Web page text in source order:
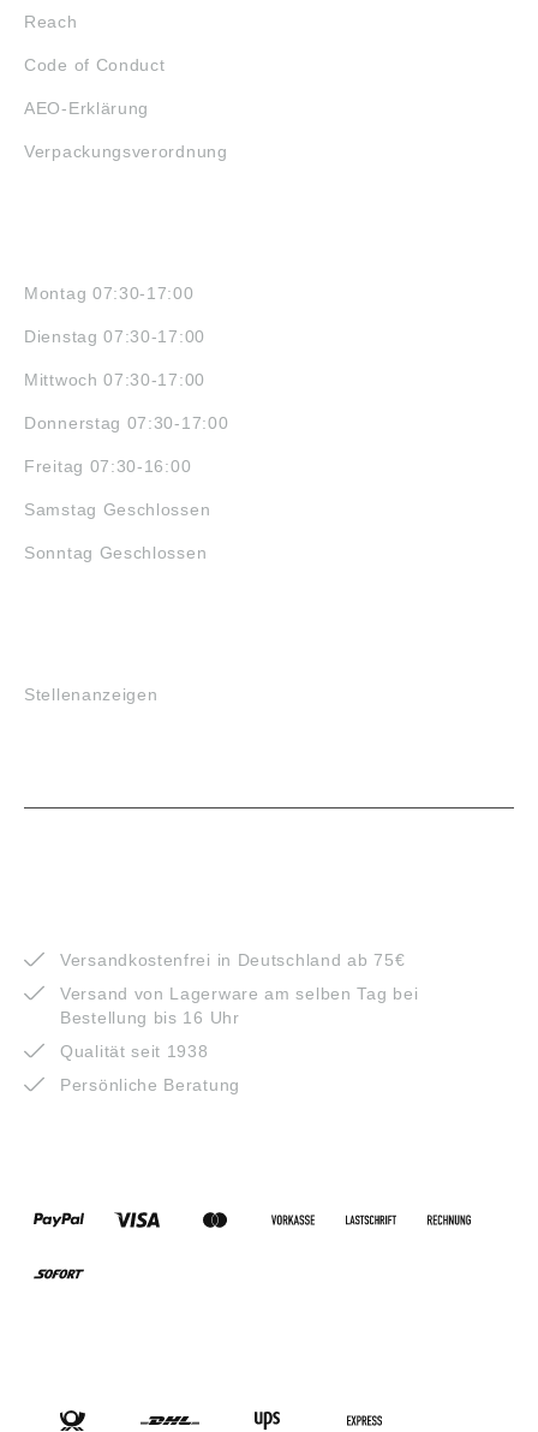
Reach
Code of Conduct
AEO-Erklärung
Verpackungsverordnung
Montag 07:30-17:00
Dienstag 07:30-17:00
Mittwoch 07:30-17:00
Donnerstag 07:30-17:00
Freitag 07:30-16:00
Samstag Geschlossen
Sonntag Geschlossen
Stellenanzeigen
Versandkostenfrei in Deutschland ab 75€
Versand von Lagerware am selben Tag bei
Bestellung bis 16 Uhr
Qualität seit 1938
Persönliche Beratung